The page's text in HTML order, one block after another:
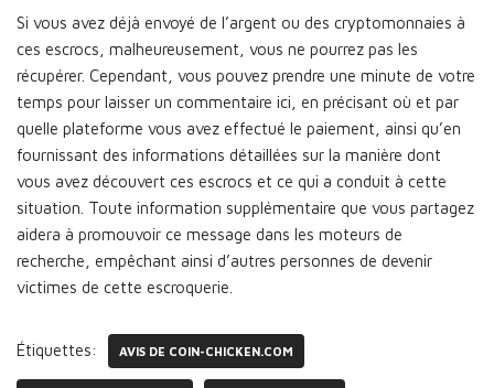
Si vous avez déjà envoyé de l’argent ou des cryptomonnaies à
ces escrocs, malheureusement, vous ne pourrez pas les
récupérer. Cependant, vous pouvez prendre une minute de votre
temps pour laisser un commentaire ici, en précisant où et par
quelle plateforme vous avez effectué le paiement, ainsi qu’en
fournissant des informations détaillées sur la manière dont
vous avez découvert ces escrocs et ce qui a conduit à cette
situation. Toute information supplémentaire que vous partagez
aidera à promouvoir ce message dans les moteurs de
recherche, empêchant ainsi d’autres personnes de devenir
victimes de cette escroquerie.
Étiquettes: AVIS DE COIN-CHICKEN.COM